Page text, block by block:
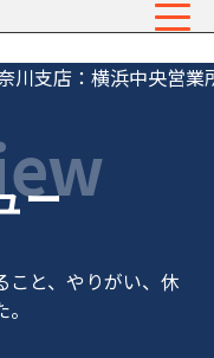
川支店：横浜中央営業
ー
と、 やりがい、休